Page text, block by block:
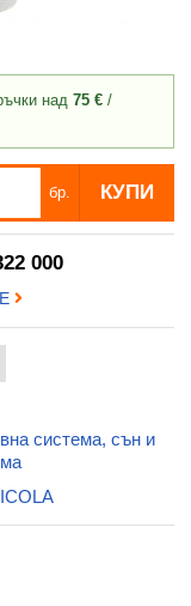
над 75 € /
бр. КУПИ
000
система, сън и